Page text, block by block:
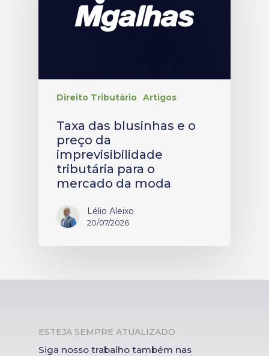
Direito Tributário Artigos
Taxa das blusinhas e o
preço da
imprevisibilidade
tributária para o
mercado da moda
Lélio Aleixo
20/07/2026
ESTEJA SEMPRE ATUALIZADO
Siga nosso trabalho também nas